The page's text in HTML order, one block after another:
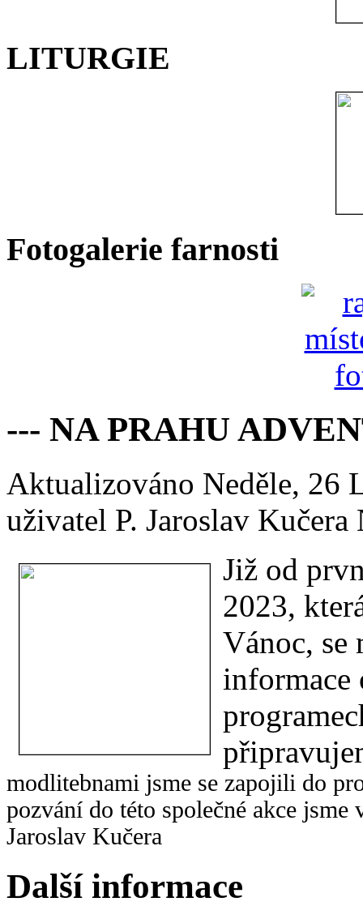
LITURGIE
Fotogalerie farnosti
--- NA PRAHU
Aktualizováno Neděle, 26
uživatel P. Jaroslav Kučera
Již od
2023,
Vánoc, se
informace
modlitebnami jsme se zapojili do
pozvání do této společné akce jsme
Jaroslav Kučera
Další informace